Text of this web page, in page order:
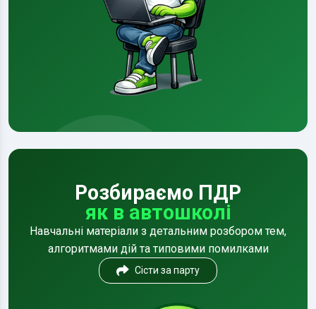
Розбираємо ПДР
як в автошколі
Навчальні матеріали з детальним розбором тем,
алгоритмами дій та типовими помилками
Сісти за парту